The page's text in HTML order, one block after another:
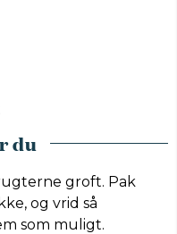
du
groft. Pak
og vrid så
som muligt.